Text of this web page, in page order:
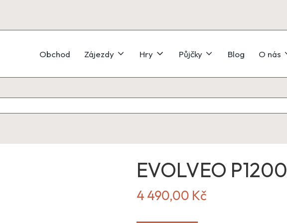
Obchod Zájezdy Hry Půjčky Blog O nás
EVOLVEO P1200
4 490,00 Kč